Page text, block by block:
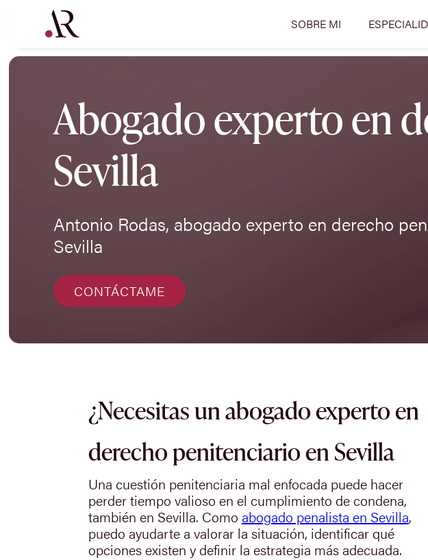
SOBRE MI
Abogado experto en
Sevilla
Antonio Rodas, abogado experto en derecho
Sevilla
CONTÁCTAME
¿Necesitas un abogado experto en
derecho penitenciario en Sevilla
Una cuestión penitenciaria mal enfocada puede hacer
perder tiempo valioso en el cumplimiento de condena,
también en Sevilla. Como abogado penalista en Sevilla,
puedo ayudarte a valorar la situación, identificar qué
opciones existen y definir la estrategia más adecuada.